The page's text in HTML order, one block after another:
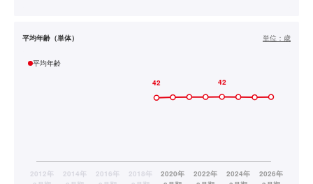
平均年齢（単体） 単位： 歳
平均年齢